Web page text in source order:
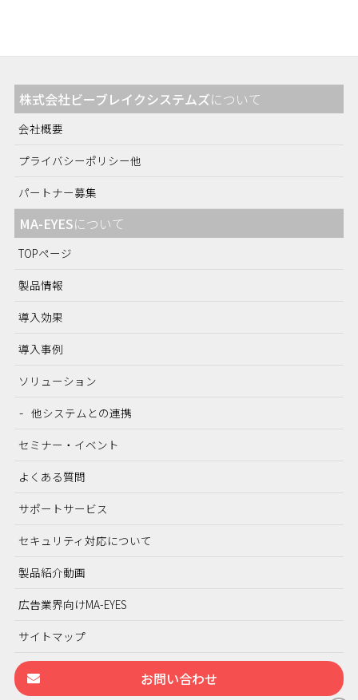
株式会社ビーブレイクシステムズについて
会社概要
プライバシーポリシー他
パートナー募集
MA-EYESについて
TOPページ
製品情報
導入効果
導入事例
ソリューション
他システムとの連携
セミナー・イベント
よくある質問
サポートサービス
セキュリティ対応について
製品紹介動画
広告業界向けMA-EYES
サイトマップ
お問い合わせ